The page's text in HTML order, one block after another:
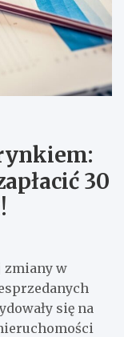
30
zmiany w
się na